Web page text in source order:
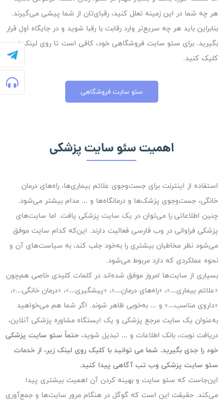
هر چه شما در این زمینه تعلل کنید، رقبای‌تان از شما پیشی می‌گیرند.
بنابراین باید هر چه سریع‌تر وارد رقابت با رقبا شوید و در جایگاه اول قرار
بگیرید. برای سئو سایت فروشگاهی خود،‌ کافی است تا روی لینک زیر
کلیک کنید.
سئو سایت فروشگاهی
اهمیت سئو سایت پزشکی
استفاده از اینترنت برای جست‌وجوی علائم بیماری‌ها، راه‌های درمان
خانگی، جست‌وجوی پزشک‌ها و درمانگاه‌ها و … مدام بیشتر می‌شود.
چنین اطلاعاتی را می‌توان در یک سایت پزشکی یافت. اما سایت‌های
پزشکی فراوانی در وب فارسی فعالیت دارند. این‌که کدام سایت موفق
می‌شود نظر مخاطبان بیشتری را به‌خود جلب کند، به سیاست‌های آن و
نحوه‌ عملکردی که دارد مربوط می‌شود.
بسیاری از سایت‌ها امروز موفق شده‌اند در کلمات کلیدی‌ خاصی هم‌چون
«علائم بیماری…»، «راه‌های درمان…»، «پیشگیری…»، «درمان خانگی…»،
«داروی مناسب…» و … به‌خوبی ظاهر شوند. اگر شما هم می‌خواهید
به‌عنوان یک سایت مرجع پزشکی و یک ایستگاه مشاوره‌ پزشکی آنلاین،
دریافت نوبت، بانک اطلاعات و … تبدیل شوید، حتماً سئو سایت پزشکی
خود را جدی بگیرید. شما می توانید با کلیک روی لینک زیر، از خدمات
سئو سایت پزشکی وب تب آگاهی پیدا کنید.
این‌جاست که سئو سایت و بهینه کردن آن اهمیت بیشتری پیدا
می‌کند. حقیقت این است که گوگل در هنگام مرور سایت‌ها و جمع‌آوری